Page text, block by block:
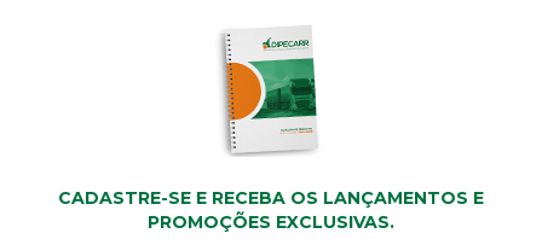
CADASTRE-SE E RECEBA OS LANÇAMENTOS E
PROMOÇÕES EXCLUSIVAS.